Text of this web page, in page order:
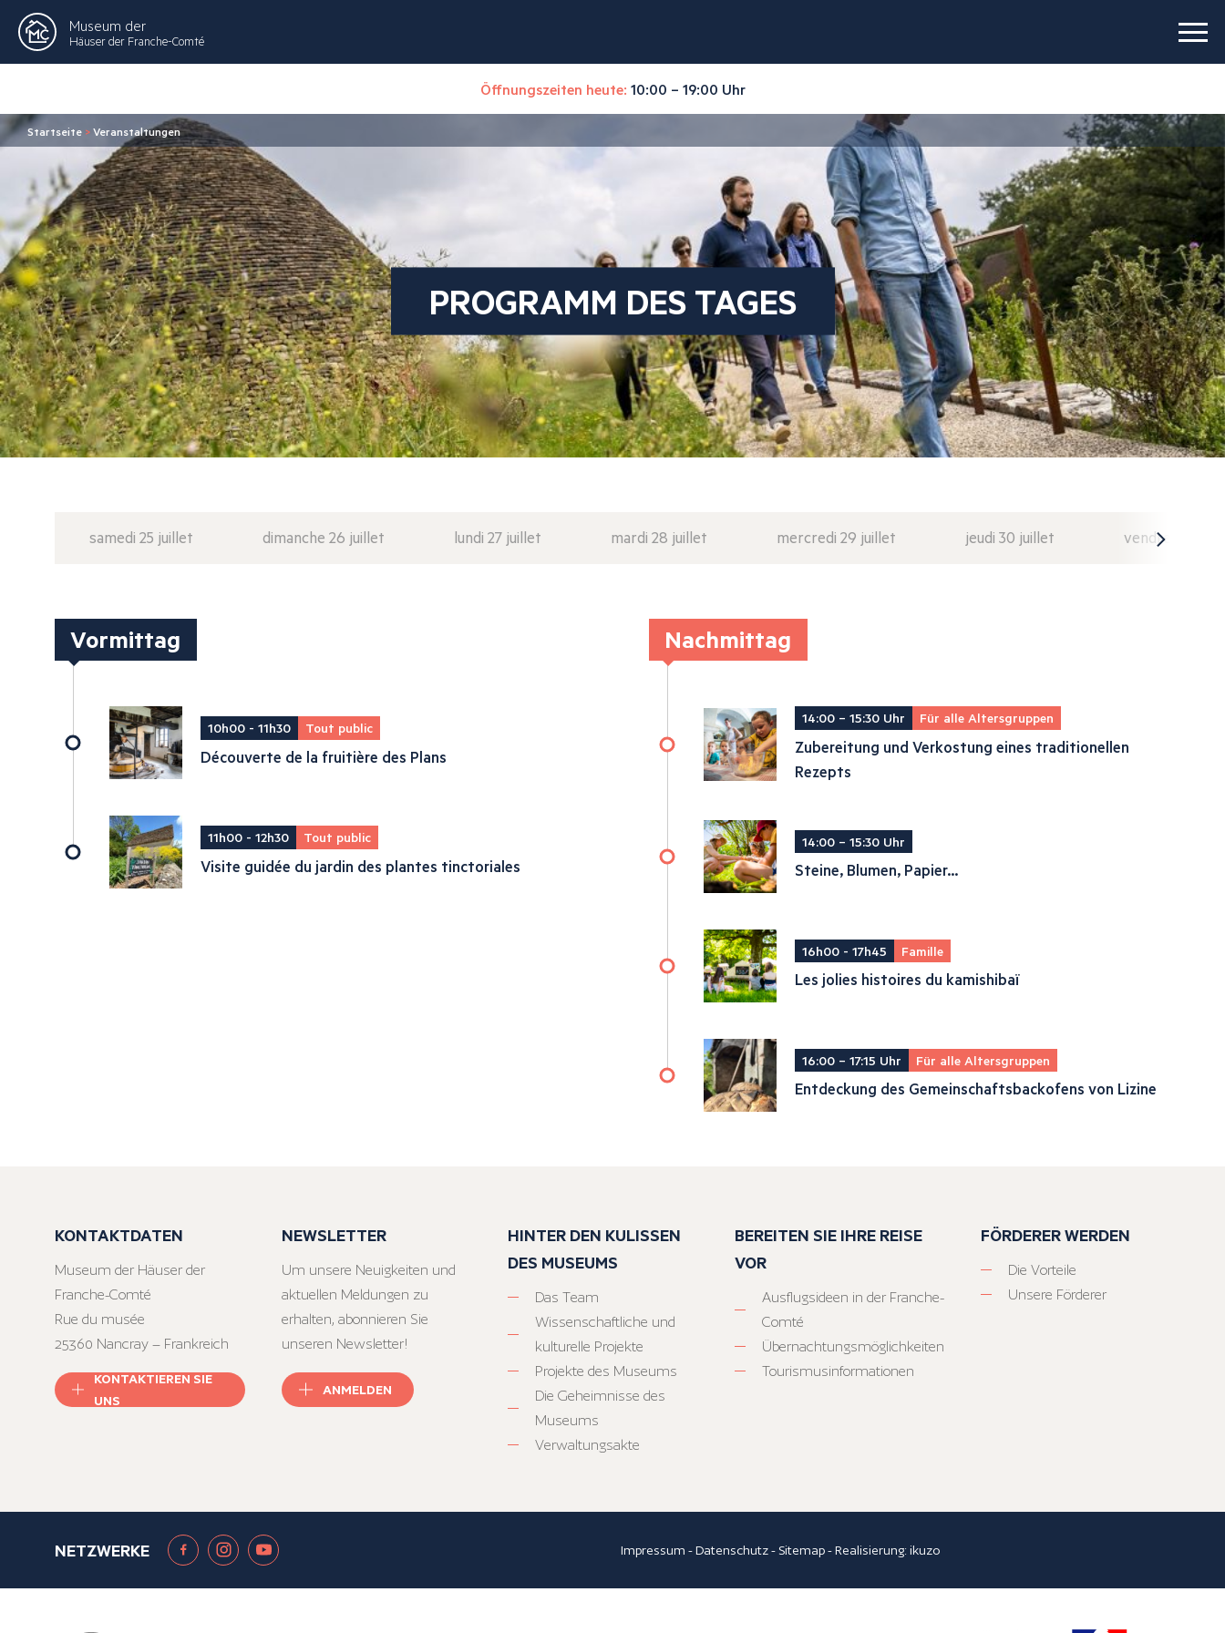
Museum der
Häuser der Franche-Comté
Öffnungszeiten heute: 10:00 – 19:00 Uhr
Startseite >Veranstaltungen
PROGRAMM DES TAGES
samedi 25 juillet dimanche 26 juillet lundi 27 juillet mardi 28 juillet mercredi 29 juillet jeudi 30 juillet vendredi 31
Vormittag
10h00 - 11h30 Tout public
Découverte de la fruitière des Plans
11h00 - 12h30 Tout public
Visite guidée du jardin des plantes tinctoriales
Nachmittag
14:00 – 15:30 Uhr Für alle Altersgruppen
Zubereitung und Verkostung eines traditionellen
Rezepts
14:00 – 15:30 Uhr
Steine, Blumen, Papier...
16h00 - 17h45 Famille
Les jolies histoires du kamishibaï
16:00 – 17:15 Uhr Für alle Altersgruppen
Entdeckung des Gemeinschaftsbackofens von Lizine
KONTAKTDATEN
Museum der Häuser der
Franche-Comté
Rue du musée
25360 Nancray – Frankreich
KONTAKTIEREN SIE
UNS
NEWSLETTER
Um unsere Neuigkeiten und
aktuellen Meldungen zu
erhalten, abonnieren Sie
unseren Newsletter!
ANMELDEN
HINTER DEN KULISSEN
DES MUSEUMS
Das Team
Wissenschaftliche und
kulturelle Projekte
Projekte des Museums
Die Geheimnisse des
Museums
Verwaltungsakte
BEREITEN SIE IHRE REISE
VOR
Ausflugsideen in der Franche-
Comté
Übernachtungsmöglichkeiten
Tourismusinformationen
FÖRDERER WERDEN
Die Vorteile
Unsere Förderer
NETZWERKE Impressum -Datenschutz- Sitemap- Realisierung:ikuzo